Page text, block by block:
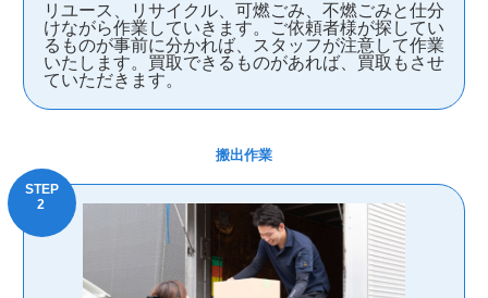
リユース、リサイクル、可燃ごみ、不燃ごみと仕分
けながら作業していきます。ご依頼者様が探してい
るものが事前に分かれば、スタッフが注意して作業
いたします。買取できるものがあれば、買取もさせ
ていただきます。
搬出作業